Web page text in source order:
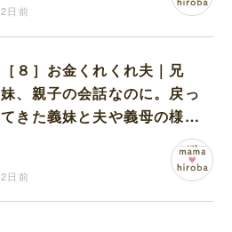
2日前
［８］お金くれくれ夫｜兄
妹、親子の会話なのに。戻っ
てきた義妹と夫や義母の様子
2日前